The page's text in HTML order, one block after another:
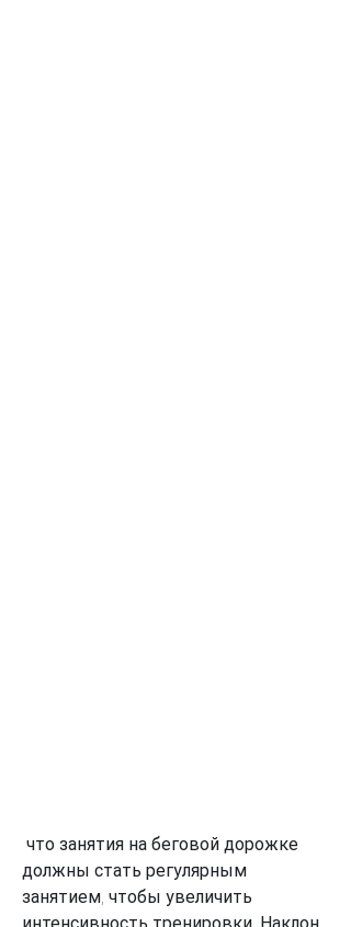
должны стать регулярным
занятием, чтобы увеличить